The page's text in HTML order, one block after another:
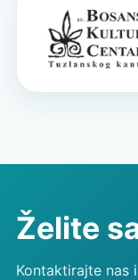
Želite
Kontaktirajte nas